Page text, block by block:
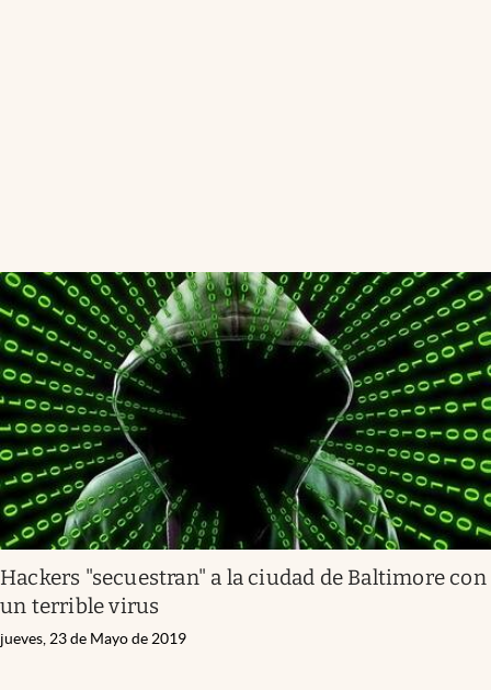
Hackers "secuestran" a la ciudad de Baltimore con
un terrible virus
jueves, 23 de Mayo de 2019